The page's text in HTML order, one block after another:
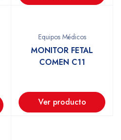
Equipos Médicos
MONITOR FETAL
COMEN C11
Ver producto